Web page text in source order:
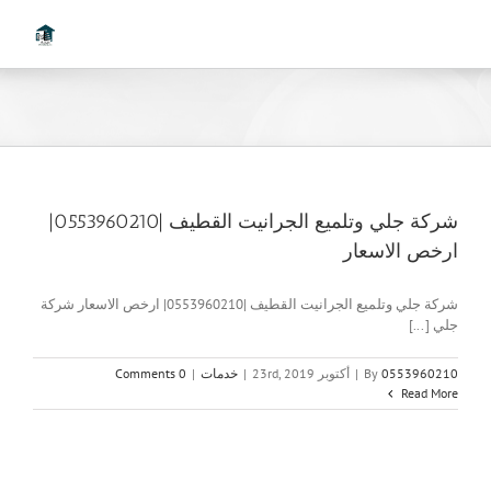
شركة جلي وتلميع الجرانيت القطيف |0553960210|
ارخص الاسعار
شركة جلي وتلميع الجرانيت القطيف |0553960210| ارخص الاسعار شركة
جلي [...]
By 0553960210
| أكتوبر 23rd, 2019 | خدمات |
0 Comments
Read More